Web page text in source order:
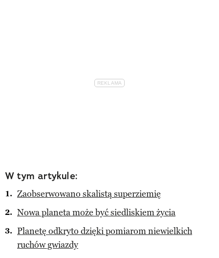
W tym artykule:
Zaobserwowano skalistą superziemię
Nowa planeta może być siedliskiem życia
Planetę odkryto dzięki pomiarom niewielkich
ruchów gwiazdy